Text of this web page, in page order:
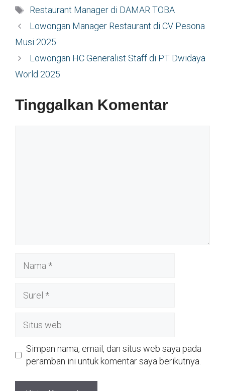
Tag
Restaurant Manager di DAMAR TOBA
Lowongan Manager Restaurant di CV Pesona
Musi 2025
Lowongan HC Generalist Staff di PT Dwidaya
World 2025
Tinggalkan Komentar
web
Simpan nama, email, dan situs web saya pada
peramban ini untuk komentar saya berikutnya.